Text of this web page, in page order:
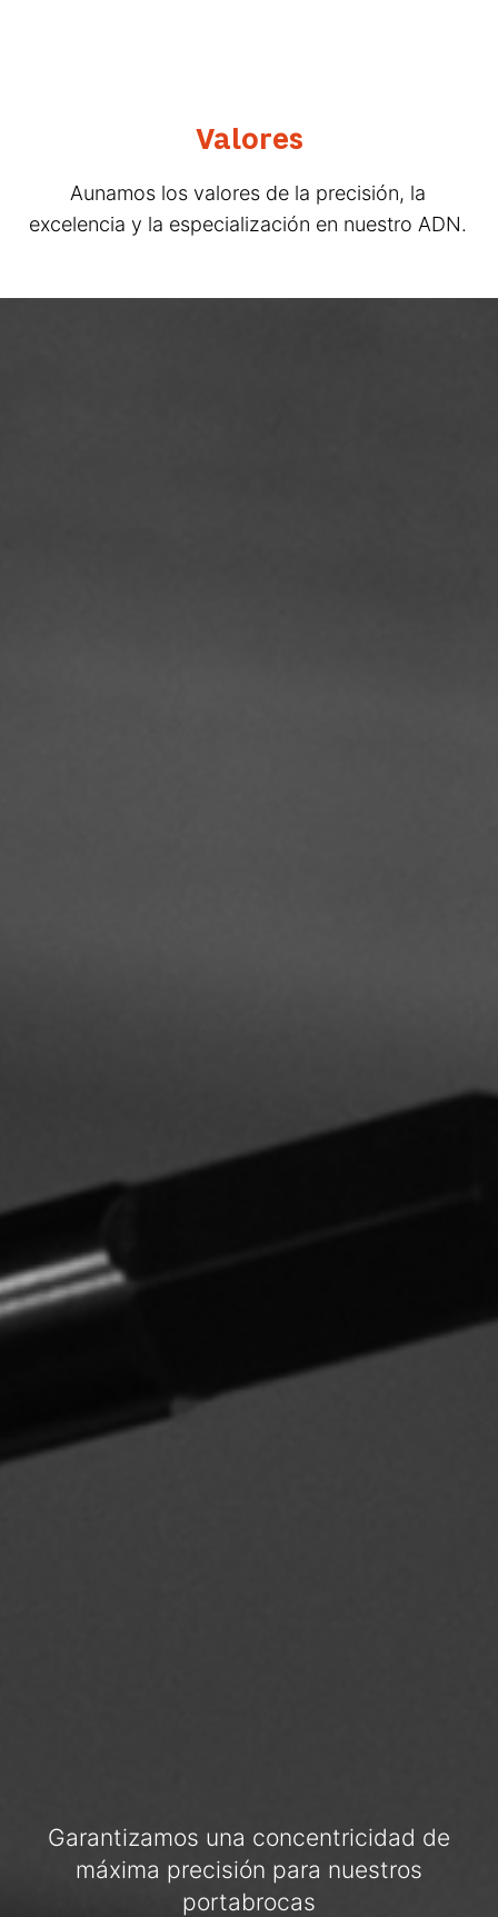
Valores
Aunamos los valores de la precisión, la
excelencia y la especialización en nuestro ADN.
Garantizamos una concentricidad de
máxima precisión para nuestros
portabrocas